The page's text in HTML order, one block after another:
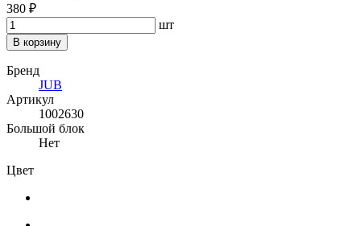
380 ₽
шт
В корзину
Бренд
JUB
Артикул
1002630
Большой блок
Нет
Цвет